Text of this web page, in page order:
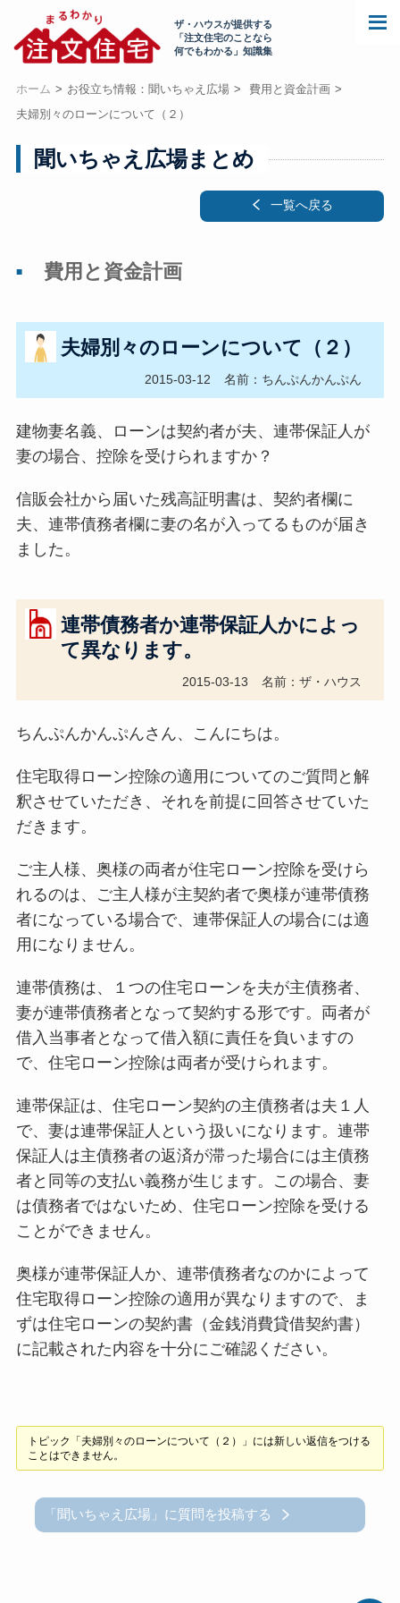
ザ・ハウスが提供する
「注文住宅のことなら
何でもわかる」知識集
ホーム お役立ち情報：聞いちゃえ広場
費用と資金計画
夫婦別々のローンについて（２）
聞いちゃえ広場まとめ
一覧へ戻る
費用と資金計画
夫婦別々のローンについて（２）
2015-03-12 名前：ちんぷんかんぷん
建物妻名義、ローンは契約者が夫、連帯保証人が
妻の場合、控除を受けられますか？
信販会社から届いた残高証明書は、契約者欄に
夫、連帯債務者欄に妻の名が入ってるものが届き
ました。
連帯債務者か連帯保証人かによっ
て異なります。
2015-03-13 名前：ザ・ハウス
ちんぷんかんぷんさん、こんにちは。
住宅取得ローン控除の適用についてのご質問と解
釈させていただき、それを前提に回答させていた
だきます。
ご主人様、奥様の両者が住宅ローン控除を受けら
れるのは、ご主人様が主契約者で奥様が連帯債務
者になっている場合で、連帯保証人の場合には適
用になりません。
連帯債務は、１つの住宅ローンを夫が主債務者、
妻が連帯債務者となって契約する形です。両者が
借入当事者となって借入額に責任を負いますの
で、住宅ローン控除は両者が受けられます。
連帯保証は、住宅ローン契約の主債務者は夫１人
で、妻は連帯保証人という扱いになります。連帯
保証人は主債務者の返済が滞った場合には主債務
者と同等の支払い義務が生じます。この場合、妻
は債務者ではないため、住宅ローン控除を受ける
ことができません。
奥様が連帯保証人か、連帯債務者なのかによって
住宅取得ローン控除の適用が異なりますので、ま
ずは住宅ローンの契約書（金銭消費貸借契約書）
に記載された内容を十分にご確認ください。
トピック「夫婦別々のローンについて（２）」には新しい返信をつける
ことはできません。
「聞いちゃえ広場」に質問を投稿する